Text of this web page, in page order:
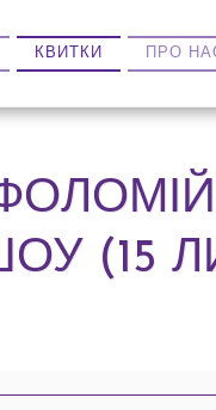
КВИТКИ ПРО
(15